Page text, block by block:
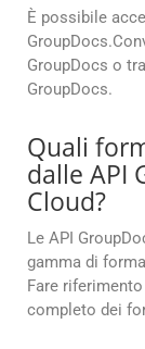
È possibile
GroupDocs o
GroupDocs.
Quali
dalle API
Cloud?
Le API
gamma di
Fare
completo dei